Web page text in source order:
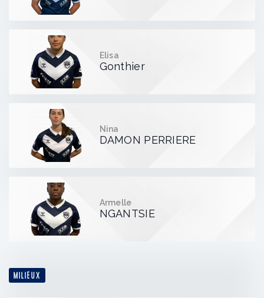
Elisa
Gonthier
Nina
DAMON PERRIERE
Armelle
NGANTSIE
MILIEUX